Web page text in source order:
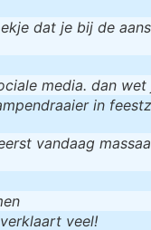
dat je bij de
media. dan
in
vandaag
veel!